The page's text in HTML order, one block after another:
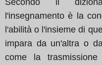
l'insegnamento è la
l'abilità o l'insieme di
impara da un'altra o
come la